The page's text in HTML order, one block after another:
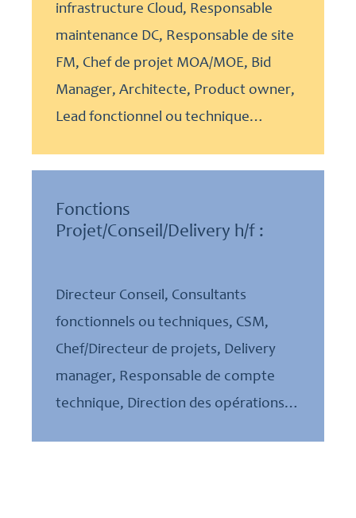
infrastructure Cloud, Responsable
maintenance DC, Responsable de site
FM, Chef de projet MOA/MOE, Bid
Manager, Architecte, Product owner,
Lead fonctionnel ou technique…
Fonctions
Projet/Conseil/Delivery h/f :
Directeur Conseil, Consultants
fonctionnels ou techniques, CSM,
Chef/Directeur de projets, Delivery
manager, Responsable de compte
technique, Direction des opérations…